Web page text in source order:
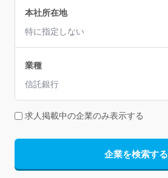
本社所在地
特に指定しない
業種
信託銀行
求人掲載中の企業のみ表示する
企業を検索する